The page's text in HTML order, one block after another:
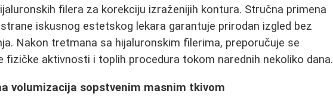
filera za korekciju izraženijih kontura. Stručna primena
iskusnog estetskog lekara garantuje prirodan izgled bez
Nakon tretmana sa hijaluronskim filerima, preporučuje se
fizičke aktivnosti i toplih procedura tokom narednih nekoliko dana.
volumizacija sopstvenim masnim tkivom